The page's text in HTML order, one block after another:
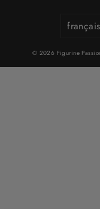
français
© 2026 Figurine